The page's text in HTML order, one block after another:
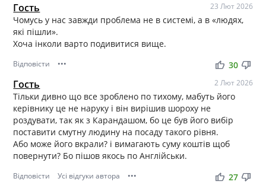
Гость 23 Лют 2026
Чомусь у нас завжди проблема не в системі, а в «людях,
які пішли».
Хоча інколи варто подивитися вище.
Відповісти ••• thumb_up thumb_down
30
Гость 2 Лют 2026
Тільки дивно що все зроблено по тихому, мабуть його
керівнику це не наруку і він вирішив шороху не
роздувати, так як з Карандашом, бо це був його вибір
поставити смутну людину на посаду такого рівня.
Або може його вкрали? і вимагають суму коштів щоб
повернути? Бо пішов якось по Англійськи.
Відповісти Усі відгуки автора ••• thumb_up thumb_down
27